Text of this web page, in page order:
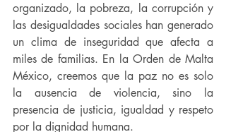
organizado, la pobreza, la corrupción y
las desigualdades sociales han generado
un clima de inseguridad que afecta a
miles de familias. En la Orden de Malta
México, creemos que la paz no es solo
la ausencia de violencia, sino la
presencia de justicia, igualdad y respeto
por la dignidad humana.